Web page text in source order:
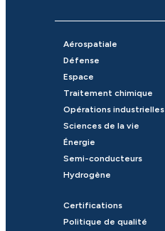
Aérospatiale
Défense
Espace
Traitement chimique
Opérations industrielles
Sciences de la vie
Énergie
Semi-conducteurs
Hydrogène
Certifications
Politique de qualité